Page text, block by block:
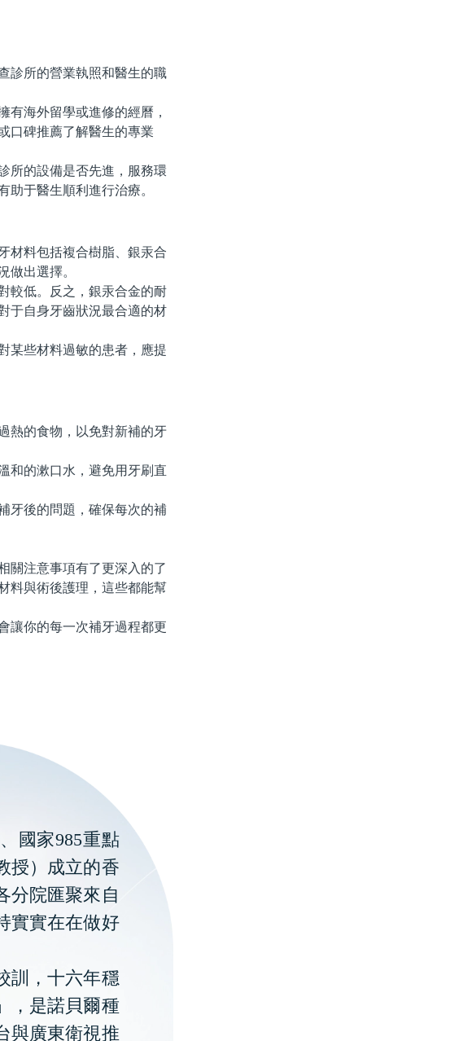
所的營業執照和醫生的職
海外留學或進修的經曆，
口碑推薦了解醫生的專業
的設備是否先進，服務環
助于醫生順利進行治療。
料包括複合樹脂、銀汞合
做出選擇。
低。反之，銀汞合金的耐
于自身牙齒狀況最合適的材
些材料過敏的患者，應提
的食物，以免對新補的牙
的漱口水，避免用牙刷直
後的問題，確保每次的補
注意事項有了更深入的了
料與術後護理，這些都能幫
你的每一次補牙過程都更
國家985重點
授）成立的香
分院匯聚來自
實實在在做好
訓，十六年穩
，是諾貝爾種
與廣東衛視推